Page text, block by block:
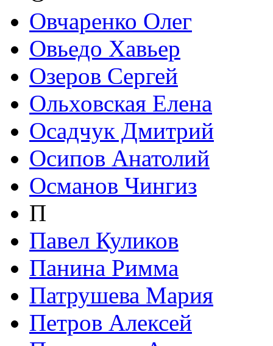
Овчаренко Олег
Овьедо Хавьер
Озеров Сергей
Ольховская Елена
Осадчук Дмитрий
Осипов Анатолий
Османов Чингиз
П
Павел Куликов
Панина Римма
Патрушева Мария
Петров Алексей